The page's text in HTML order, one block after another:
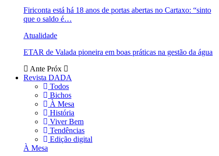
Firiconta está há 18 anos de portas abertas no Cartaxo: “sinto
que o saldo é…
Atualidade
ETAR de Valada pioneira em boas práticas na gestão da água
Ante Próx
Revista DADA
Todos
Bichos
À Mesa
História
Viver Bem
Tendências
Edição digital
À Mesa